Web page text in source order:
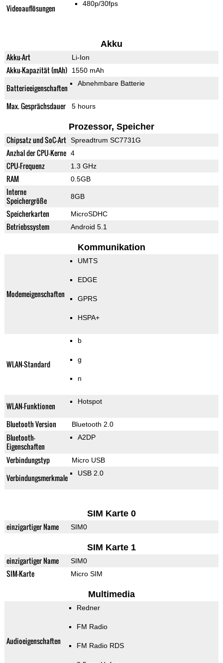
Videoauflösungen 480p/30fps
Akku
Akku-Art Li-Ion
Akku-Kapazität (mAh) 1550 mAh
Batterieeigenschaften Abnehmbare Batterie
Max. Gesprächsdauer 5 hours
Prozessor, Speicher
Chipsatz und SoC-Art Spreadtrum SC7731G
Anzhal der CPU-Kerne 4
CPU-Frequenz 1.3 GHz
RAM 0.5GB
Interne
Speichergröße
8GB
Speicherkarten MicroSDHC
Betriebssystem Android 5.1
Kommunikation
Modemeigenschaften
UMTS
EDGE
GPRS
HSPA+
WLAN-Standard
b
g
n
WLAN-Funktionen Hotspot
Bluetooth Version Bluetooth 2.0
Bluetooth-
Eigenschaften
A2DP
Verbindungstyp Micro USB
Verbindungsmerkmale USB 2.0
SIM Karte 0
einzigartiger Name SIM0
SIM Karte 1
einzigartiger Name SIM0
SIM-Karte Micro SIM
Multimedia
Audioeigenschaften
Redner
FM Radio
FM Radio RDS